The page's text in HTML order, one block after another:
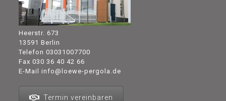
Heerstr. 673
13591 Berlin
Telefon 03031007700
Fax 030 36 40 42 66
E-Mail info@loewe-pergola.de
Termin vereinbaren